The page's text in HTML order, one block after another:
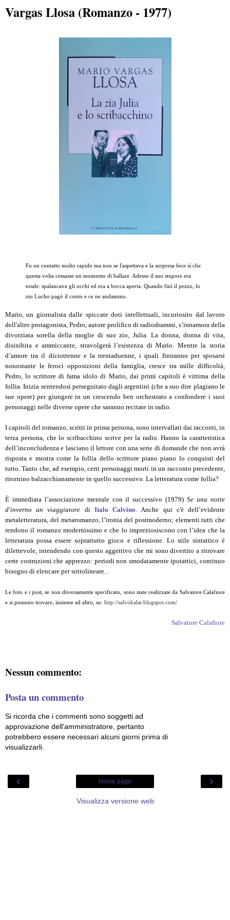
Vargas Llosa (Romanzo - 1977)
Fu un contatto molto rapido ma non se l'aspettava e la sorpresa fece sì che
questa volta cessasse un momento di ballare. Adesso il suo stupore era
totale: spalancava gli occhi ed era a bocca aperta. Quando finì il pezzo, lo
zio Lucho pagò il conto e ce ne andammo.
Mario, un giornalista dalle spiccate doti intellettuali, incuriosito dal lavoro
dell'altro protagonista, Pedro, autore prolifico di radiodrammi, s’innamora della
divorziata sorella della moglie di suo zio, Julia. La donna, donna di vita,
disinibita e ammiccante, stravolgerà l’esistenza di Mario. Mentre la storia
d’amore tra il diciottenne e la trentaduenne, i quali finiranno per sposarsi
nonostante le feroci opposizioni della famiglia, cresce tra mille difficoltà,
Pedro, lo scrittore di fama idolo di Mario, dai primi capitoli è vittima della
follia. Inizia sentendosi perseguitato dagli argentini (che a suo dire plagiano le
sue opere) per giungere in un crescendo ben orchestrato a confondere i suoi
personaggi nelle diverse opere che saranno recitate in radio.
I capitoli del romanzo, scritti in prima persona, sono intervallati dai racconti, in
terza persona, che lo scribacchino scrive per la radio. Hanno la caratteristica
dell’inconcludenza e lasciano il lettore con una serie di domande che non avrà
risposta e mostra come la follia dello scrittore piano piano lo conquisti del
tutto. Tanto che, ad esempio, certi personaggi morti in un racconto precedente,
ritornino balzacchianamente in quello successivo. La letteratura come follia?
È immediata l’associazione mentale con il successivo (1979)Se una notte
d'inverno un viaggiatore di Italo Calvino . Anche qui c'è dell’evidente
metaletteratura, del metaromanzo, l’ironia del postmoderno; elementi tutti che
rendono il romanzo modernissimo e che lo impreziosiscono con l’idea che la
letteratura possa essere soprattutto gioco e riflessione. Lo stile sintattico è
dilettevole, intendendo con questo aggettivo che mi sono divertito a ritrovare
certe costruzioni che apprezzo: periodi non smodatamente ipotattici, continuo
bisogno di elencare per sottolineare...
Le foto e i post, se non diversamente specificato, sono state realizzate da Salvatore Calafiore
e si possono trovare, insieme ad altro, su: http://salvokalat.blogspot.com/
Salvatore Calafiore
Nessun commento:
Posta un commento
Si ricorda che i commenti sono soggetti ad
approvazione dell'amministratore, pertanto
potrebbero essere necessari alcuni giorni prima di
visualizzarli.
‹ ›
Home page
Visualizza versione web